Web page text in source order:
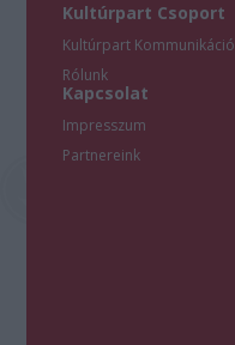
Kultúrpart Csoport
Kultúrpart Kommunikáció
Rólunk
Kapcsolat
Impresszum
Partnereink